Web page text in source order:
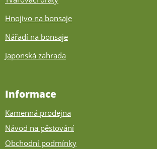
Hnojivo na bonsaje
Nářadí na bonsaje
Japonská zahrada
Informace
Kamenná prodejna
Návod na pěstování
Obchodní podmínky